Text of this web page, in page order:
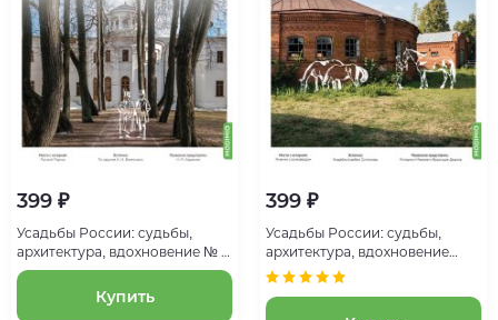
399 ₽
Усадьбы России: судьбы,
архитектура, вдохновение № 7:
Усадьба Остафьево
Купить
399 ₽
Усадьбы России: судьбы,
архитектура, вдохновение
№36, Усадьба Новотомниково